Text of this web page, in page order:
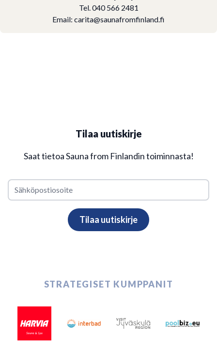
Tel. 040 566 2481
Email: carita@saunafromfinland.fi
Tilaa uutiskirje
Saat tietoa Sauna from Finlandin toiminnasta!
STRATEGISET KUMPPANIT